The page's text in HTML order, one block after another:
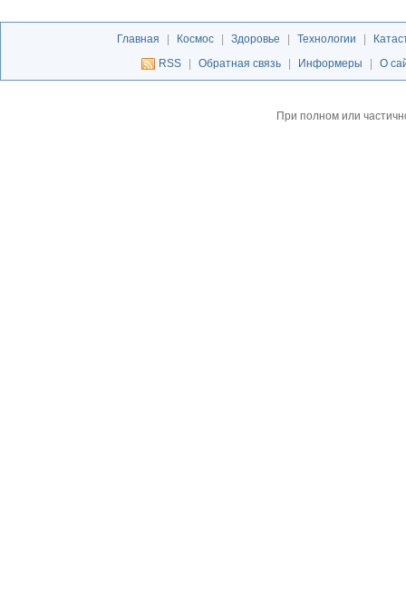
Главная | Космос | Здоровье | Технологии |
RSS
| Обратная связь | Информеры | О
При полном или